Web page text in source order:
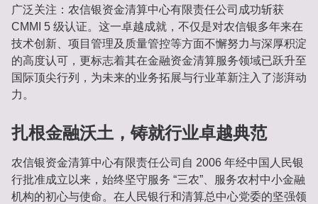
广泛关注：农信银资金清算中心有限责任公司成功斩获
CMMI 5 级认证。这一卓越成就，不仅是对农信银多年来在
技术创新、项目管理及质量管控等方面不懈努力与深厚积淀
的高度认可，更标志着其在金融资金清算服务领域已跃升至
国际顶尖行列，为未来的业务拓展与行业革新注入了澎湃动
力。
扎根金融沃土，铸就行业卓越典范
农信银资金清算中心有限责任公司自 2006 年经中国人民银
行批准成立以来，始终坚守服务 “三农”、服务农村中小金融
机构的初心与使命。在人民银行和清算总中心党委的坚强领